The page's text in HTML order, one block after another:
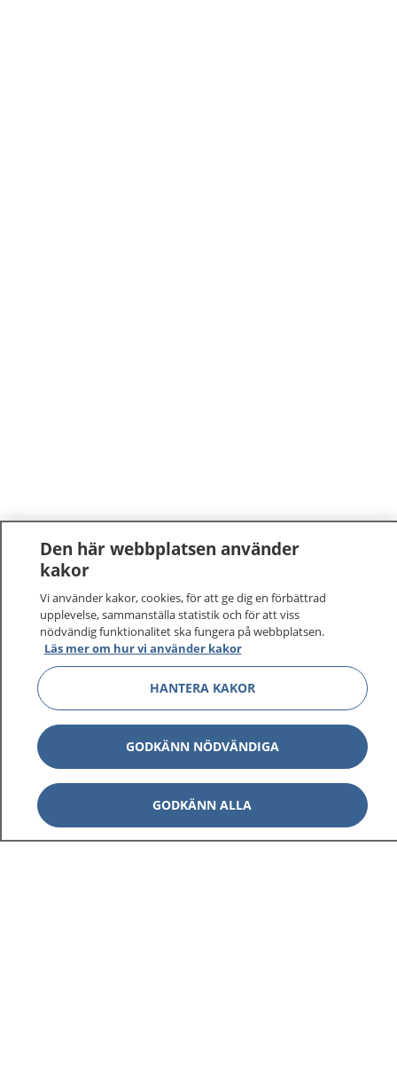
1177 tryggt om din hälsa och vård
Den här webbplatsen använder
kakor
Vi använder kakor, cookies, för att ge dig en förbättrad
upplevelse, sammanställa statistik och för att viss
nödvändig funktionalitet ska fungera på webbplatsen.
Läs mer om hur vi använder kakor
HANTERA KAKOR
GODKÄNN NÖDVÄNDIGA
GODKÄNN ALLA